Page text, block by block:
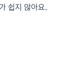
쉽지 않아요.